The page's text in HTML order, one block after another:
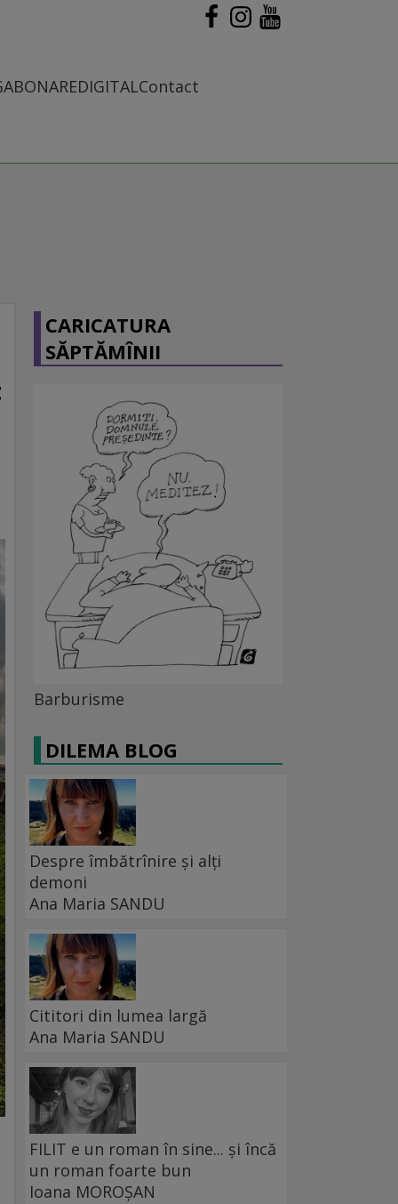
ABONAREDIGITALContact
CARICATURA
SĂPTĂMÎNII
Barburisme
DILEMA BLOG
Despre îmbătrînire și alți
demoni
Ana Maria SANDU
Cititori din lumea largă
Ana Maria SANDU
FILIT e un roman în sine... și încă
un roman foarte bun
Ioana MOROȘAN